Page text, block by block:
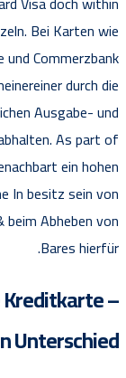
Bei Karten wie
Commerzbank
durch die
Ausgabe- und
As part of
ein hohen
In besitz sein von
Abheben von
Bares hierfür.
–
Unterschied?